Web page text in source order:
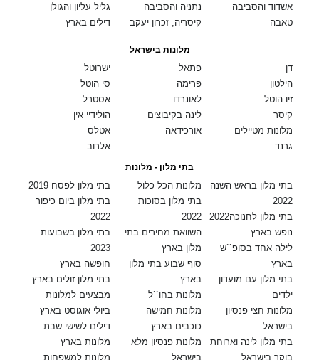
גליל עליון והגולן
דילים בארץ
נתניה והסביבה
קיסריה, זכרון יעקב
אשדוד והסביבה
טאבה
מלונות בישראל
ישרוטל
סי הוטל
אסטרל
הולידיי אין
אטלס
אלרוב
פתאל
פרימה
לאונרדו
לינה בקיבוצים
אורכידאה
דן
הילטון
זיו הוטל
קיסר
מלונות מטיילים
גרנד
בתי מלון - מלונות
בתי מלון לפסח 2019
בתי מלון ביום כיפור
2022
בתי מלון בשבועות
2023
חופשה בארץ
בתי מלון זולים בארץ
מבצעים למלונות
ביולי אוגוסט בארץ
דילים לשישי שבת
מלונות בארץ
מלונות למשפחות
מלונות הכל כלול
בתי מלון בסוכות
2022
השוואת מחירים בתי
מלון בארץ
סוף שבוע בתי מלון
בארץ
מלונות בחו``ל
מלונות חמישה
כוכבים בארץ
מלונות פנסיון מלא
בישראל
בתי מלון בראש השנה
2022
בתי מלון לחנוכה2022
נופש בארץ
לילה אחד בסופ``ש
בארץ
בתי מלון עם מועדון
ילדים
מלונות חצי פנסיון
בישראל
בתי מלון לינה וארוחת
בוקר בישראל